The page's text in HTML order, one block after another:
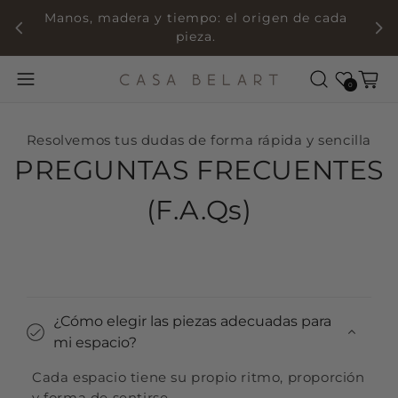
Manos, madera y tiempo: el origen de cada
pieza.
Wishlist
0Cart
Resolvemos tus dudas de forma rápida y sencilla
PREGUNTAS FRECUENTES
(F.A.Qs)
¿Cómo elegir las piezas adecuadas para
mi espacio?
Cada espacio tiene su propio ritmo, proporción